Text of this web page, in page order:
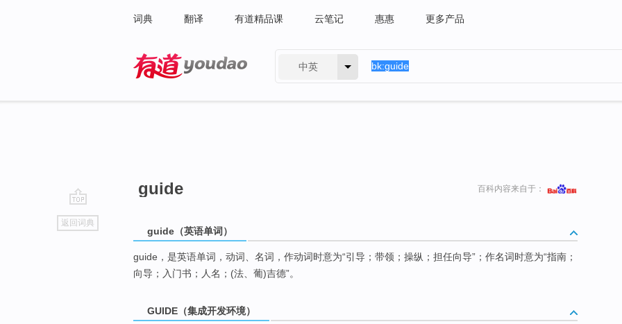
词典 翻译 有道精品课 云笔记 惠惠 更多产品
中英
go
top
返回词典
guide 百科内容来自于：
guide（英语单词）
guide，是英语单词，动词、名词，作动词时意为“引导；带领；操纵；担任向导”；作名词时意为“指南；
向导；入门书；人名；(法、葡)吉德”。
GUIDE（集成开发环境）